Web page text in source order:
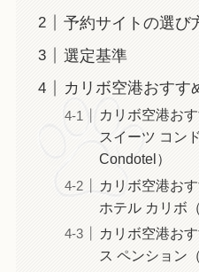
予約サイトの選び
選定基準
カリボ空港おす
カリボ空港お
スイーツ コン
Condotel）
カリボ空港お
ホテル カリボ
カリボ空港お
ス ペンション